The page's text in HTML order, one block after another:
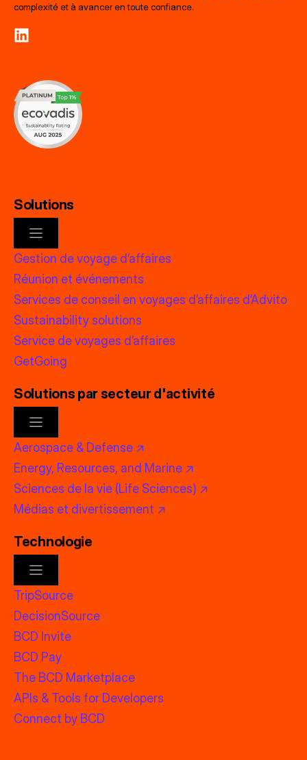
complexité et à avancer en toute confiance.
Solutions
Gestion de voyage d’affaires
Réunion et événements
Services de conseil en voyages d’affaires d’Advito
Sustainability solutions
Service de voyages d’affaires
GetGoing
Solutions par secteur d'activité
Aerospace & Defense ↗
Energy, Resources, and Marine ↗
Sciences de la vie (Life Sciences) ↗
Médias et divertissement ↗
Technologie
TripSource
DecisionSource
BCD Invite
BCD Pay
The BCD Marketplace
APIs & Tools for Developers
Connect by BCD